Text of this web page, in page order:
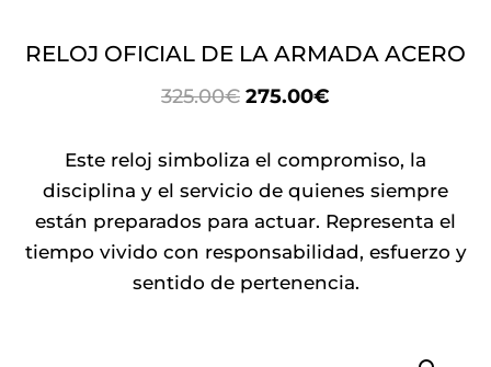
RELOJ OFICIAL DE LA ARMADA ACERO
325.00€ EL
ORIGINAL
ERA:
325.00€.
275.00€
ACTUAL
ES:
275.00€.
Este reloj simboliza el compromiso, la
disciplina y el servicio de quienes siempre
están preparados para actuar. Representa el
tiempo vivido con responsabilidad, esfuerzo y
sentido de pertenencia.